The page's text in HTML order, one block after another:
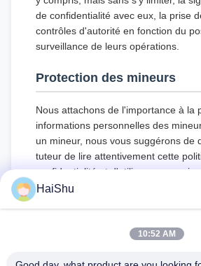
de confidentialité avec eux, la prise
contrôles d'autorité en fonction du
surveillance de leurs opérations.
Protection des mineurs
Nous attachons de l'importance à la
informations personnelles des
un mineur, nous vous suggérons de
tuteur de lire attentivement cette
confidentialité et d'utiliser nos
fournir des informations sous
HaiShu
10:52 AM